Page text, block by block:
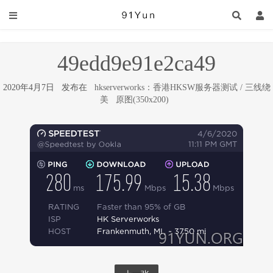
49edd9e91e2ca49
2020年4月7日 发布在 hkserverworks：香港HKSW服务器测试 / 三线绕
美
原图(350x200)